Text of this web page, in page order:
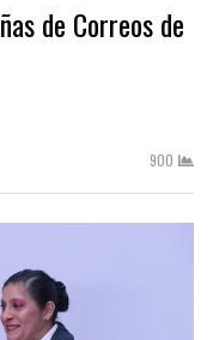
de Correos de
900